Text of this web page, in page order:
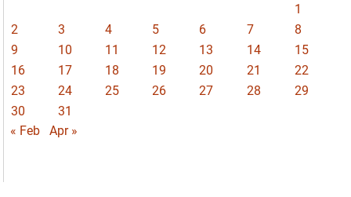
1
2
3 4 5 6 7
8
9
10 11 12 13 14
15
16
17 18 19 20 21
22
23
24 25 26 27 28
29
30
31
« Feb
Apr »